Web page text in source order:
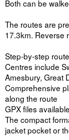
Both can be
The routes are
17.3km. Reverse
Step-by-step
Centres include
Amesbury, Great
Comprehensive
along the route
GPX files
The compact
jacket pocket or